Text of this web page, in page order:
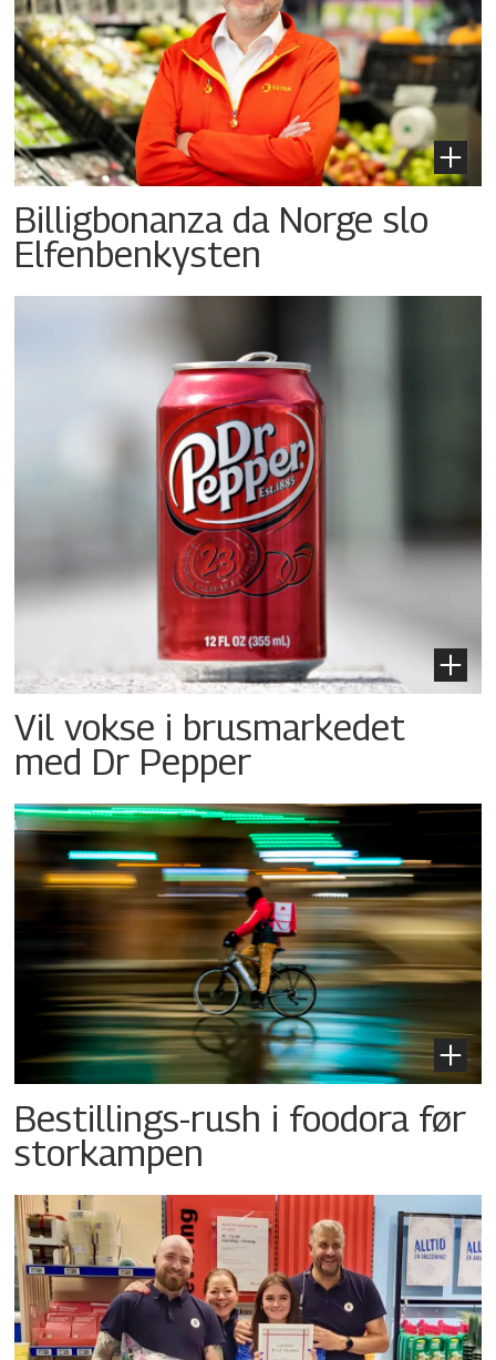
Billigbonanza da Norge slo
Elfenbenkysten
Vil vokse i brusmarkedet
med Dr Pepper
Bestillings-rush i foodora før
storkampen